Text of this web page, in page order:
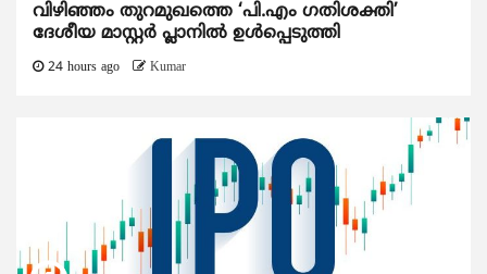
വിഴിഞ്ഞം തുറമുഖത്തെ ‘പി.എം ഗതിശക്തി’
ദേശീയ മാസ്റ്റർ പ്ലാനിൽ ഉൾപ്പെടുത്തി
24 hours ago Kumar